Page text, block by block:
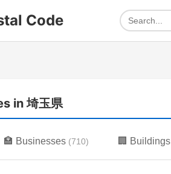
Code
in 埼玉県
🏣 Businesses (710) 🏢 Buildings